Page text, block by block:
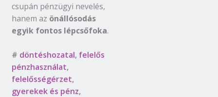
csupán pénzügyi nevelés,
hanem az önállósodás
egyik fontos lépcsőfoka.
# döntéshozatal, felelős
pénzhasználat,
felelősségérzet,
gyerekek és pénz,